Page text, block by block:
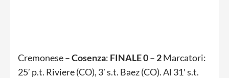
Cremonese –Cosenza: FINALE 0 – 2Marcatori:
25′ p.t. Riviere (CO), 3′ s.t. Baez (CO). Al 31′ s.t.